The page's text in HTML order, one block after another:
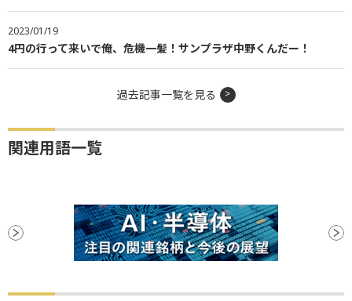
2023/01/19
4円の行って来いで俺、危機一髪！サンプラザ中野くんだー！
過去記事一覧を見る
関連用語一覧